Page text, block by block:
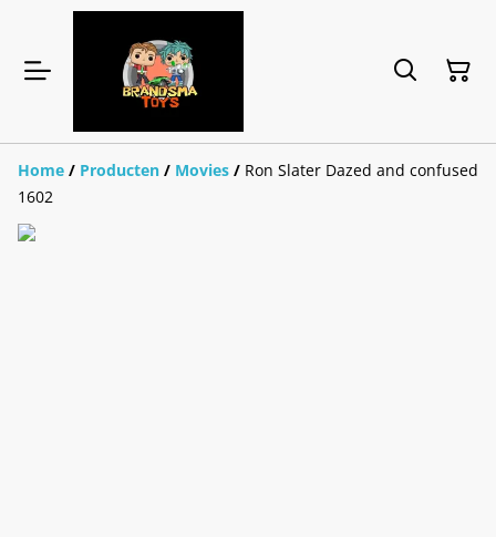
Home / Producten / Movies / Ron Slater Dazed and confused
1602